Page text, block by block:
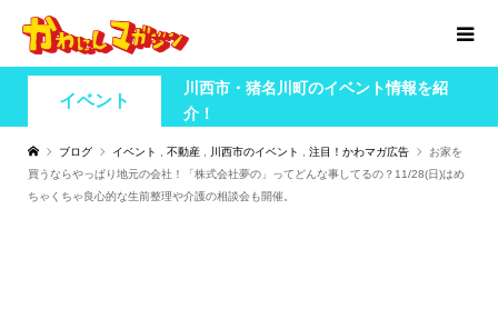
イベント
川西市・猪名川町のイベント情報を紹
介！
ブログ イベント 不動産 川西市のイベント 注目！かわマガ広告
お家を
買うならやっぱり地元の会社！「株式会社夢の」ってどんな事してるの？11/28(日)はめ
ちゃくちゃ良心的な生前整理や介護の相談会も開催。